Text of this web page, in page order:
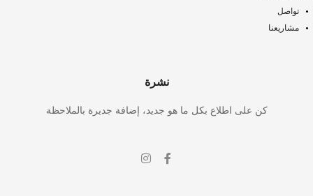
تواصل
مشاريعنا
نشرة
كن على اطلاع بكل ما هو جديد، إضافة جديرة بالملاحظة